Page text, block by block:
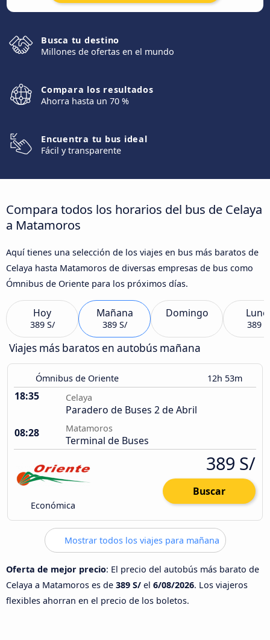
Busca tu destino
Millones de ofertas en el mundo
Compara los resultados
Ahorra hasta un 70 %
Encuentra tu bus ideal
Fácil y transparente
Compara todos los horarios del bus de Celaya
a Matamoros
Aquí tienes una selección de los viajes en bus más baratos de
Celaya hasta Matamoros de diversas empresas de bus como
Ómnibus de Oriente para los próximos días.
Hoy
389 S/
Mañana
389 S/
Domingo
389
Viajes más baratos en autobús mañana
Ómnibus de Oriente 12h 53m
18:35 Celaya
Paradero de Buses 2 de Abril
08:28
Matamoros
Terminal de Buses
Económica
389 S/
Buscar
Mostrar todos los viajes para mañana
Oferta de mejor precio: El precio del autobús más barato de
Celaya a Matamoros es de 389 S/ el 6/08/2026. Los viajeros
flexibles ahorran en el precio de los boletos.